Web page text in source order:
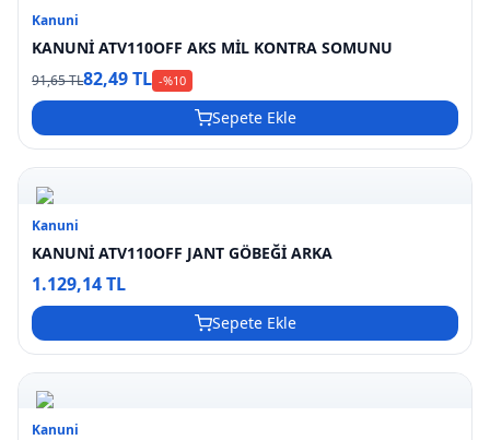
Kanuni
KANUNİ ATV110OFF AKS MİL KONTRA SOMUNU
91,65 TL82,49 TL -%10
Sepete Ekle
Kanuni
KANUNİ ATV110OFF JANT GÖBEĞİ ARKA
1.129,14 TL
Sepete Ekle
Kanuni